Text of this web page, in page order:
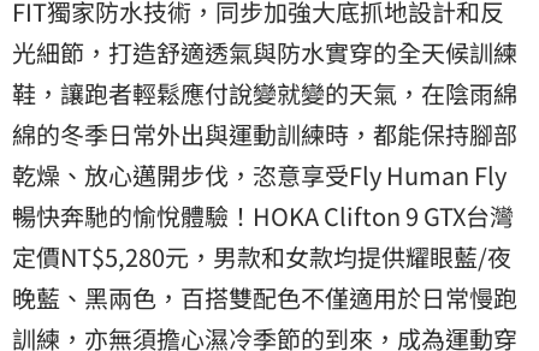
FIT獨家防水技術，同步加強大底抓地設計和反
光細節， 打造舒適透氣與防水實穿的全天候訓練
鞋， 讓跑者輕鬆應付說變就變的天氣， 在陰雨綿
綿的冬季日常外出與運動訓練時，都能保持腳部
乾燥、 放心邁開步伐，恣意享受Fly Human Fly
暢快奔馳的愉悅體驗！HOKA Clifton 9 GTX台灣
定價NT$5,280元，男款和女款均提供耀眼藍/夜
晚藍、黑兩色，百搭雙配色不僅適用於日常慢跑
訓練，亦無須擔心濕冷季節的到來，成為運動穿